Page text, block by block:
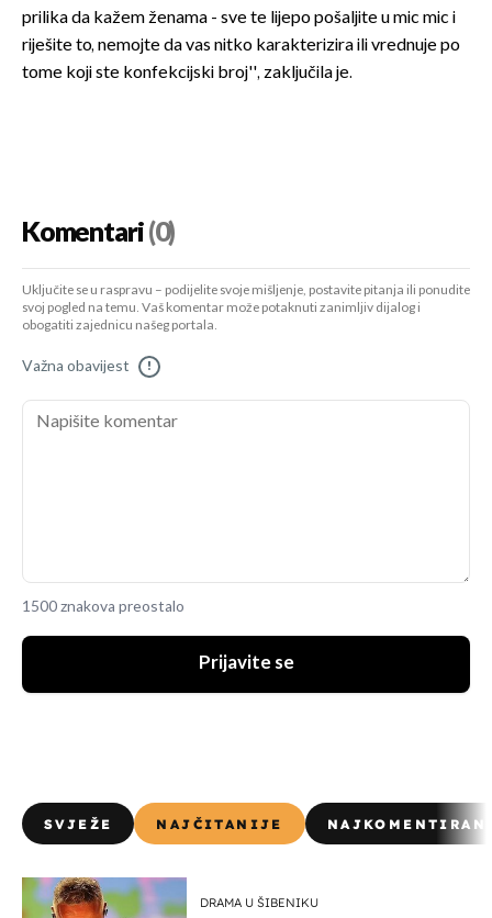
prilika da kažem ženama - sve te lijepo pošaljite u mic mic i
riješite to, nemojte da vas nitko karakterizira ili vrednuje po
tome koji ste konfekcijski broj'', zaključila je.
Komentari(0)
Uključite se u raspravu – podijelite svoje mišljenje, postavite pitanja ili ponudite
svoj pogled na temu. Vaš komentar može potaknuti zanimljiv dijalog i
obogatiti zajednicu našeg portala.
Važna obavijest !
1500 znakova preostalo
Prijavite se
SVJEŽE NAJČITANIJE
DRAMA U ŠIBENIKU